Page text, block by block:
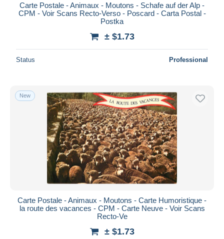
Carte Postale - Animaux - Moutons - Schafe auf der Alp -
CPM - Voir Scans Recto-Verso - Poscard - Carta Postal -
Postka
± $1.73
Status Professional
New
Carte Postale - Animaux - Moutons - Carte Humoristique -
la route des vacances - CPM - Carte Neuve - Voir Scans
Recto-Ve
± $1.73